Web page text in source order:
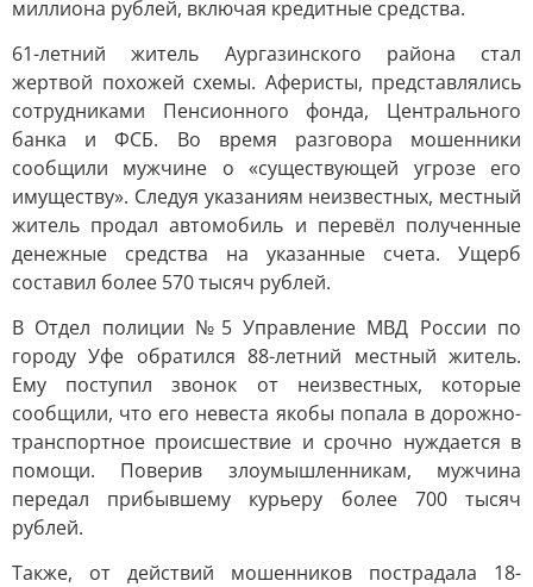
миллиона рублей, включая кредитные средства.
61-летний житель Аургазинского района стал
жертвой похожей схемы. Аферисты, представлялись
сотрудниками Пенсионного фонда, Центрального
банка и ФСБ. Во время разговора мошенники
сообщили мужчине о «существующей угрозе его
имуществу». Следуя указаниям неизвестных, местный
житель продал автомобиль и перевёл полученные
денежные средства на указанные счета. Ущерб
составил более 570 тысяч рублей.
В Отдел полиции №5 Управление МВД России по
городу Уфе обратился 88-летний местный житель.
Ему поступил звонок от неизвестных, которые
сообщили, что его невеста якобы попала в дорожно-
транспортное происшествие и срочно нуждается в
помощи. Поверив злоумышленникам, мужчина
передал прибывшему курьеру более 700 тысяч
рублей.
Также, от действий мошенников пострадала 18-